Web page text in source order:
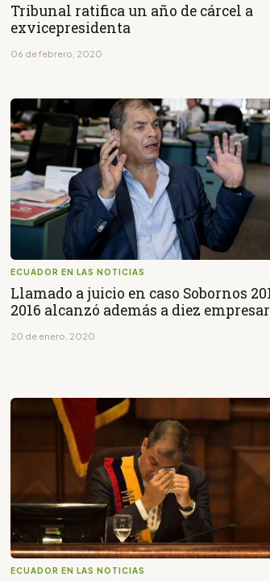
Tribunal ratifica un año de cárcel a
exvicepresidenta
06 de febrero, 2020
ECUADOR EN LAS NOTICIAS
Llamado a juicio en caso Sobornos
2016 alcanzó además a diez
20 de enero, 2020
ECUADOR EN LAS NOTICIAS